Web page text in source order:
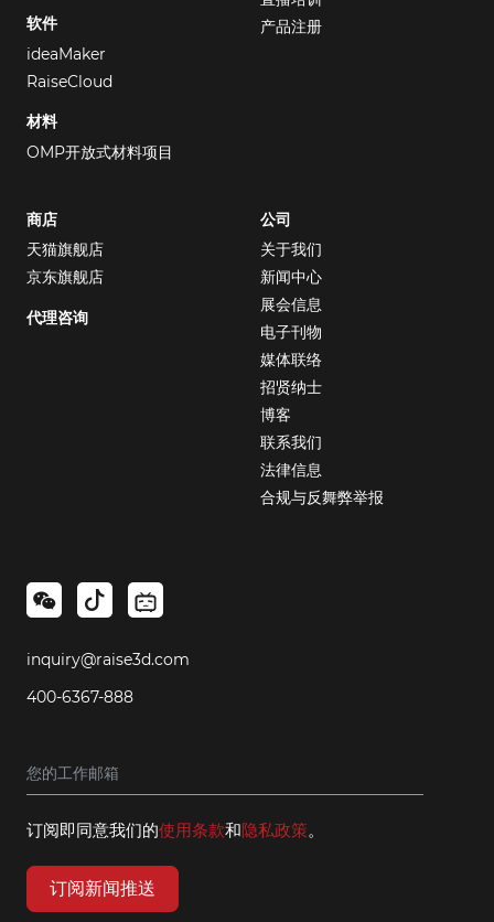
软件
ideaMaker
RaiseCloud
材料
OMP开放式材料项目
产品注册
商店
天猫旗舰店
京东旗舰店
代理咨询
公司
关于我们
新闻中心
展会信息
电子刊物
媒体联络
招贤纳士
博客
联系我们
法律信息
合规与反舞弊举报
inquiry@raise3d.com
400-6367-888
订阅即同意我们的使用条款和隐私政策。
订阅新闻推送